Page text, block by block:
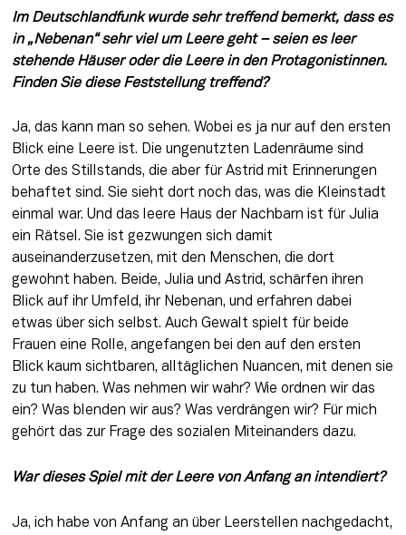
Im Deutschlandfunk wurde sehr treffend bemerkt, dass es
in „Nebenan“ sehr viel um Leere geht – seien es leer
stehende Häuser oder die Leere in den Protagonistinnen.
Finden Sie diese Feststellung treffend?
Ja, das kann man so sehen. Wobei es ja nur auf den ersten
Blick eine Leere ist. Die ungenutzten Ladenräume sind
Orte des Stillstands, die aber für Astrid mit Erinnerungen
behaftet sind. Sie sieht dort noch das, was die Kleinstadt
einmal war. Und das leere Haus der Nachbarn ist für Julia
ein Rätsel. Sie ist gezwungen sich damit
auseinanderzusetzen, mit den Menschen, die dort
gewohnt haben. Beide, Julia und Astrid, schärfen ihren
Blick auf ihr Umfeld, ihr Nebenan, und erfahren dabei
etwas über sich selbst. Auch Gewalt spielt für beide
Frauen eine Rolle, angefangen bei den auf den ersten
Blick kaum sichtbaren, alltäglichen Nuancen, mit denen sie
zu tun haben. Was nehmen wir wahr? Wie ordnen wir das
ein? Was blenden wir aus? Was verdrängen wir? Für mich
gehört das zur Frage des sozialen Miteinanders dazu.
War dieses Spiel mit der Leere von Anfang an intendiert?
Ja, ich habe von Anfang an über Leerstellen nachgedacht,